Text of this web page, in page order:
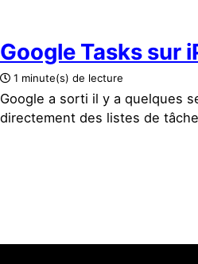
Google Tasks sur
1 minute(s) de lecture
Google a sorti il y a quelques
directement des listes de